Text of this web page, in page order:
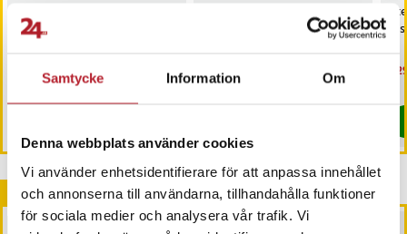
Samtycke Information Om
Denna webbplats använder cookies
Vi använder enhetsidentifierare för att anpassa innehållet
och annonserna till användarna, tillhandahålla funktioner
för sociala medier och analysera vår trafik. Vi
Vibrationsplatta Fitness
Body Vibration Plate
:1 199 kr
1 199 kr
I lager, levereras inom 1-2 vardagarhemmagym träningssystem
Pris:799 kr
799 kr
Just nu har vi bara 2 kvar av denna
Andra köpte också